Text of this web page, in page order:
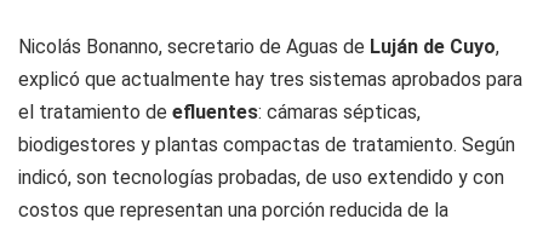
Nicolás Bonanno, secretario de Aguas de Luján de Cuyo,
explicó que actualmente hay tres sistemas aprobados para
el tratamiento de efluentes: cámaras sépticas,
biodigestores y plantas compactas de tratamiento. Según
indicó, son tecnologías probadas, de uso extendido y con
costos que representan una porción reducida de la